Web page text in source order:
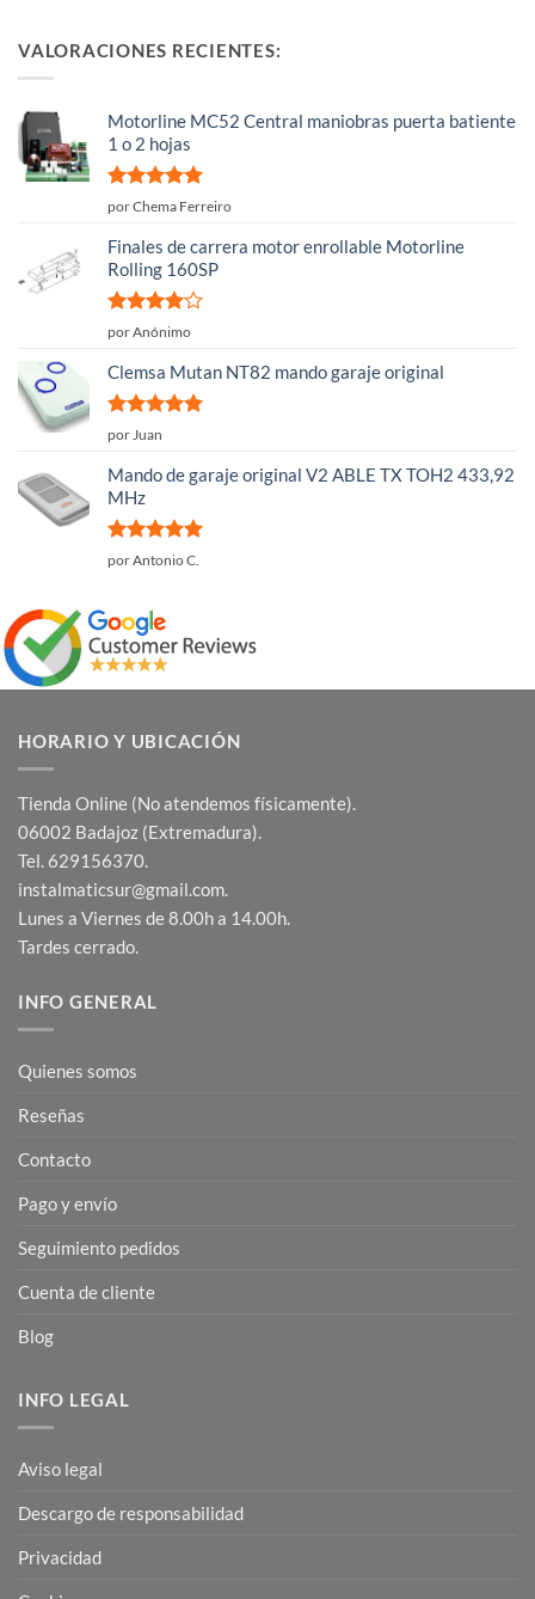
VALORACIONES RECIENTES:
Motorline MC52 Central maniobras puerta batiente
1 o 2 hojas
Valorado
por Chema Ferreiro
Finales de carrera motor enrollable Motorline
Rolling 160SP
Valorado
5
por Anónimo
Clemsa Mutan NT82 mando garaje original
Valorado
por Juan
Mando de garaje original V2 ABLE TX TOH2 433,92
MHz
Valorado
por Antonio C.
HORARIO Y UBICACIÓN
Tienda Online (No atendemos físicamente).
06002 Badajoz (Extremadura).
Tel. 629156370.
instalmaticsur@gmail.com.
Lunes a Viernes de 8.00h a 14.00h.
Tardes cerrado.
INFO GENERAL
Quienes somos
Reseñas
Contacto
Pago y envío
Seguimiento pedidos
Cuenta de cliente
Blog
INFO LEGAL
Aviso legal
Descargo de responsabilidad
Privacidad